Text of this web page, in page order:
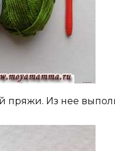
пряжи. Из нее